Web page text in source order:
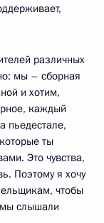
различных
мы – сборная
и хотим,
каждый
пьедестале,
ты
Это чувства,
Поэтому я хочу
чтобы
слышали